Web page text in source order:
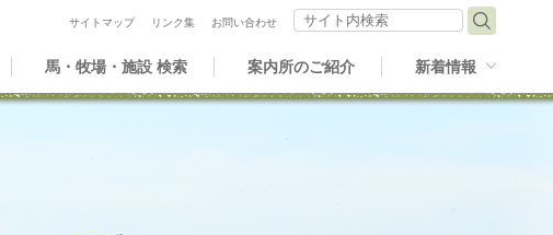
馬・牧場・施設 検索 案内所のご紹介 新着情報
サイトマップ リンク集 お問い合わせ
サイト内検索